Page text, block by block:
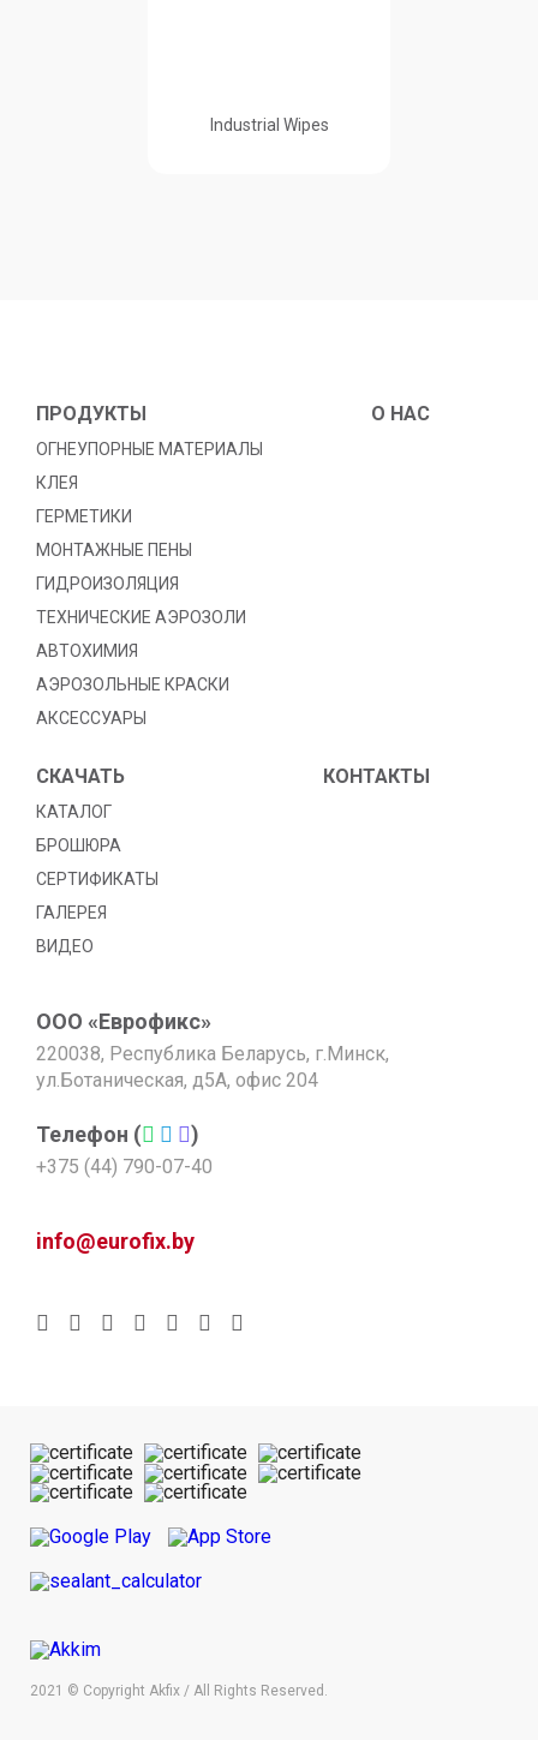
Industrial Wipes
ПРОДУКТЫ
ОГНЕУПОРНЫЕ МАТЕРИАЛЫ
КЛЕЯ
ГЕРМЕТИКИ
МОНТАЖНЫЕ ПЕНЫ
ГИДРОИЗОЛЯЦИЯ
TЕХНИЧЕСКИЕ АЭРОЗОЛИ
АВТОХИМИЯ
АЭРОЗОЛЬНЫЕ КРАСКИ
АКСЕССУАРЫ
O HAC
СКАЧАТЬ
КАТАЛОГ
БРОШЮРА
СЕРТИФИКАТЫ
ГАЛЕРЕЯ
ВИДЕО
КОНТАКТЫ
ООО «Еврофикс»
220038, Республика Беларусь, г.Минск,
ул.Ботаническая, д5А, офис 204
Телефон ( )
+375 (44) 790-07-40
info@eurofix.by
2021 © Copyright Akfix / All Rights Reserved.